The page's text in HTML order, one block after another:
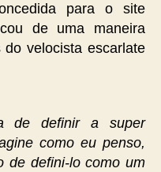
para o site
de uma maneira
velocista escarlate
de definir a super
como eu penso,
de defini-lo como um